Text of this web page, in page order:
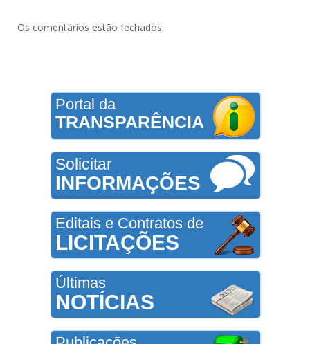
Os comentários estão fechados.
Portal da
TRANSPARÊNCIA
Solicitar
INFORMAÇÕES
Editais e Contratos de
LICITAÇÕES
Últimas
NOTÍCIAS